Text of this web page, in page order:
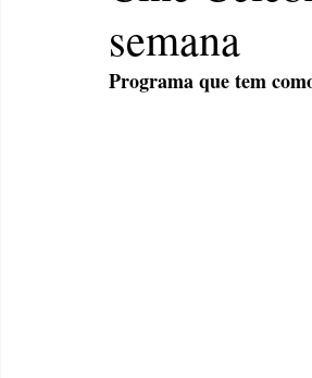
semana
Programa que tem